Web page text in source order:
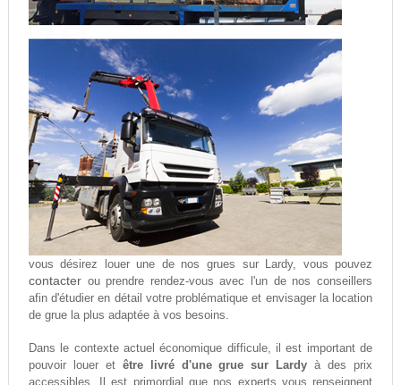
vous désirez louer une de nos grues sur Lardy, vous pouvez
contacterou prendre rendez-vous avec l'un de nos conseillers
afin d'étudier en détail votre problématique et envisager la location
de grue la plus adaptée à vos besoins.
Dans le contexte actuel économique difficule, il est important de
pouvoir louer et être livré d'une grue sur Lardy à des prix
accessibles. Il est primordial que nos experts vous renseignent